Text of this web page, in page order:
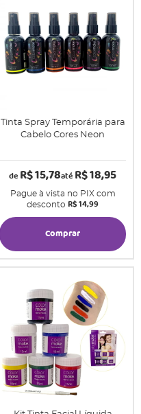
Tinta Spray Temporária para
Cabelo Cores Neon
de R$ 15,78até R$ 18,95
Pague à vista no PIX com
desconto R$ 14,99
Comprar